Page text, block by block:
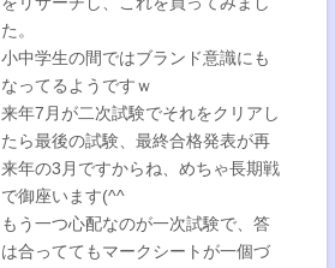
た。
小中学生の間ではブランド意識にも
なってるようですｗ
来年7月が二次試験でそれをクリアし
たら最後の試験、最終合格発表が再
来年の3月ですからね、めちゃ長期戦
で御座います(^^
もう一つ心配なのが一次試験で、答
は合っててもマークシートが一個づ